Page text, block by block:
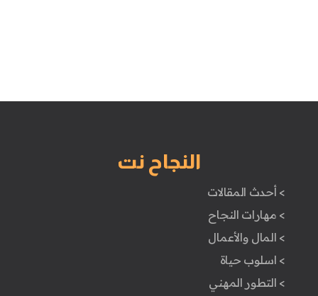
النجاح نت
> أحدث المقالات
> مهارات النجاح
> المال والأعمال
> اسلوب حياة
> التطور المهني